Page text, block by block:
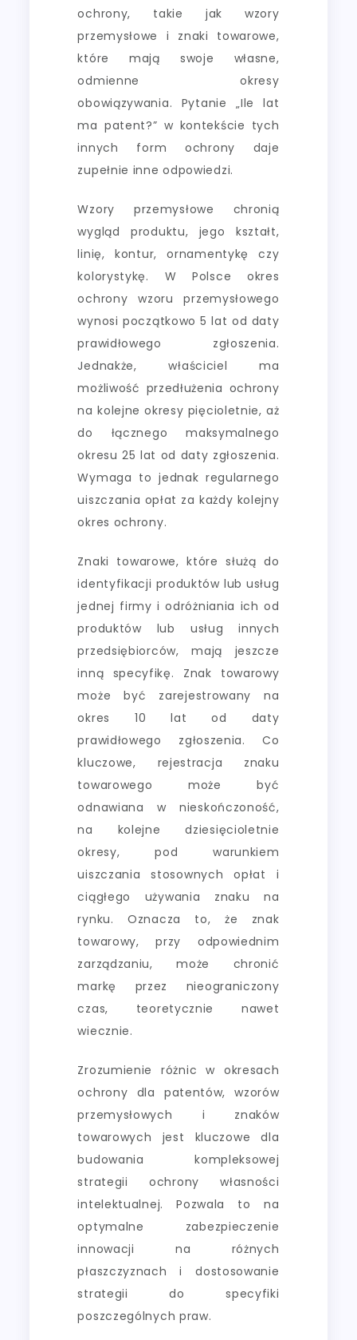
ochrony, takie jak wzory
przemysłowe i znaki towarowe,
które mają swoje własne,
odmienne okresy
obowiązywania. Pytanie „Ile lat
ma patent?” w kontekście tych
innych form ochrony daje
zupełnie inne odpowiedzi.
Wzory przemysłowe chronią
wygląd produktu, jego kształt,
linię, kontur, ornamentykę czy
kolorystykę. W Polsce okres
ochrony wzoru przemysłowego
wynosi początkowo 5 lat od daty
prawidłowego zgłoszenia.
Jednakże, właściciel ma
możliwość przedłużenia ochrony
na kolejne okresy pięcioletnie, aż
do łącznego maksymalnego
okresu 25 lat od daty zgłoszenia.
Wymaga to jednak regularnego
uiszczania opłat za każdy kolejny
okres ochrony.
Znaki towarowe, które służą do
identyfikacji produktów lub usług
jednej firmy i odróżniania ich od
produktów lub usług innych
przedsiębiorców, mają jeszcze
inną specyfikę. Znak towarowy
może być zarejestrowany na
okres 10 lat od daty
prawidłowego zgłoszenia. Co
kluczowe, rejestracja znaku
towarowego może być
odnawiana w nieskończoność,
na kolejne dziesięcioletnie
okresy, pod warunkiem
uiszczania stosownych opłat i
ciągłego używania znaku na
rynku. Oznacza to, że znak
towarowy, przy odpowiednim
zarządzaniu, może chronić
markę przez nieograniczony
czas, teoretycznie nawet
wiecznie.
Zrozumienie różnic w okresach
ochrony dla patentów, wzorów
przemysłowych i znaków
towarowych jest kluczowe dla
budowania kompleksowej
strategii ochrony własności
intelektualnej. Pozwala to na
optymalne zabezpieczenie
innowacji na różnych
płaszczyznach i dostosowanie
strategii do specyfiki
poszczególnych praw.